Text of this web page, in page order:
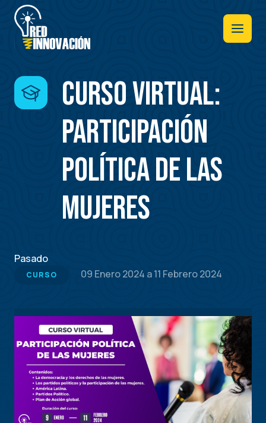
Pasar
contenido
principal
Curso Virtual:
Participación
Política de las
Mujeres
Pasado
CURSO 09 Enero 2024 a11 Febrero 2024